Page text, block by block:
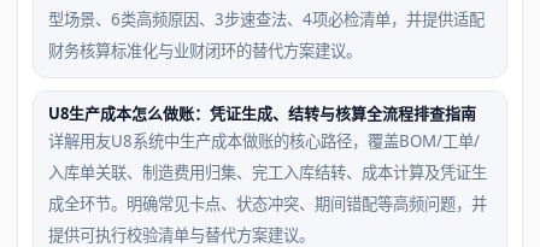
型场景、6类高频原因、3步速查法、4项必检清单，并提供适配
财务核算标准化与业财闭环的替代方案建议。
U8生产成本怎么做账：凭证生成、结转与核算全流程排查指南
详解用友U8系统中生产成本做账的核心路径，覆盖BOM/工单/
入库单关联、制造费用归集、完工入库结转、成本计算及凭证生
成全环节。明确常见卡点、状态冲突、期间错配等高频问题，并
提供可执行校验清单与替代方案建议。